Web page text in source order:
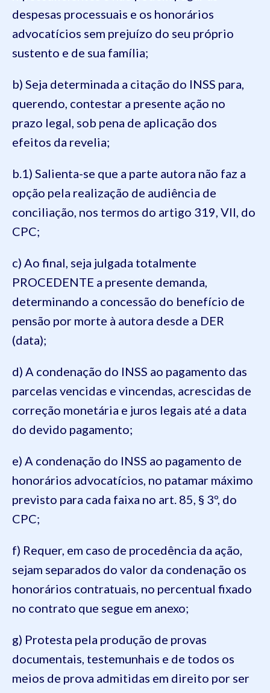
despesas processuais e os honorários
advocatícios sem prejuízo do seu próprio
sustento e de sua família;
b) Seja determinada a citação do INSS para,
querendo, contestar a presente ação no
prazo legal, sob pena de aplicação dos
efeitos da revelia;
b.1) Salienta-se que a parte autora não faz a
opção pela realização de audiência de
conciliação, nos termos do artigo 319, VII, do
CPC;
c) Ao final, seja julgada totalmente
PROCEDENTE a presente demanda,
determinando a concessão do benefício de
pensão por morte à autora desde a DER
(data);
d) A condenação do INSS ao pagamento das
parcelas vencidas e vincendas, acrescidas de
correção monetária e juros legais até a data
do devido pagamento;
e) A condenação do INSS ao pagamento de
honorários advocatícios, no patamar máximo
previsto para cada faixa no art. 85, § 3º, do
CPC;
f) Requer, em caso de procedência da ação,
sejam separados do valor da condenação os
honorários contratuais, no percentual fixado
no contrato que segue em anexo;
g) Protesta pela produção de provas
documentais, testemunhais e de todos os
meios de prova admitidas em direito por ser